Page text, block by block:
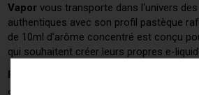
Vapor vous transporte dans l'univers
authentiques avec son profil pastèque
de 10ml d'arôme concentré est conçu
qui souhaitent créer leurs propres e-
Profil aromatique du